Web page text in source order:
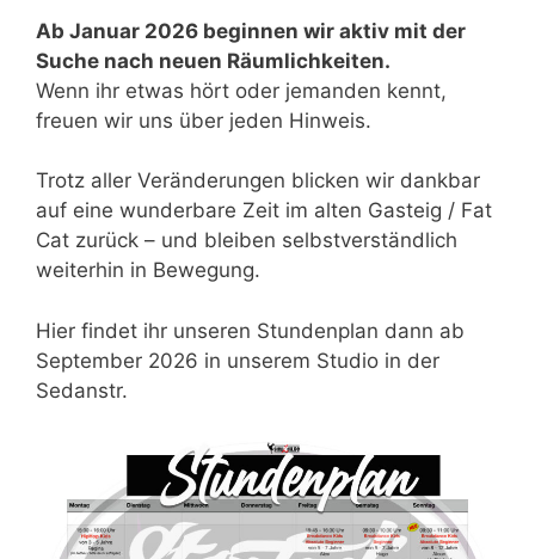
Ab Januar 2026 beginnen wir aktiv mit der
Suche nach neuen Räumlichkeiten.
Wenn ihr etwas hört oder jemanden kennt,
freuen wir uns über jeden Hinweis.
Trotz aller Veränderungen blicken wir dankbar
auf eine wunderbare Zeit im alten Gasteig / Fat
Cat zurück – und bleiben selbstverständlich
weiterhin in Bewegung.
Hier findet ihr unseren Stundenplan dann ab
September 2026 in unserem Studio in der
Sedanstr.